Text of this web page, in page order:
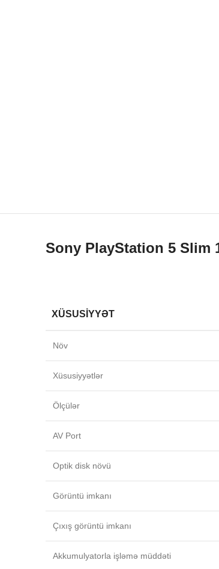
Sony PlayStation 5 Slim
XÜSUSIYYƏT
Növ
Xüsusiyyətlər
Ölçülər
AV Port
Optik disk növü
Görüntü imkanı
Çıxış görüntü imkanı
Akkumulyatorla işləmə müddəti